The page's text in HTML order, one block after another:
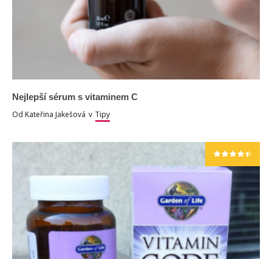
Nejlepší sérum s vitaminem C
Od Kateřina Jakešová v Tipy